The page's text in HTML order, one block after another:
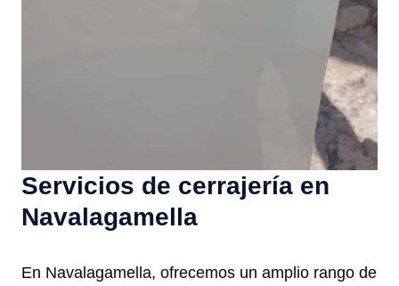
Servicios de cerrajería en
Navalagamella
En Navalagamella, ofrecemos un amplio rango de